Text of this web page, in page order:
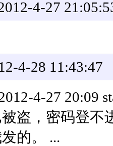
4-27
4-28 11:43:47
4-27 20:09
盗，密码登不
的。 ...